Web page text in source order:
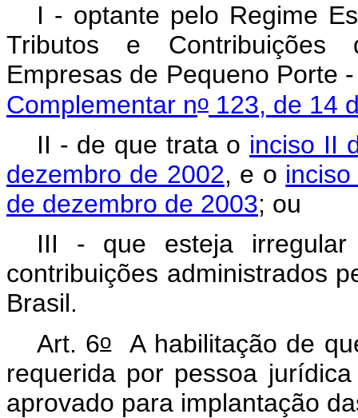
I - optante pelo Regime
Tributos e Contribuições
Empresas de Pequeno Porte
Complementar no 123, de 14
II - de que trata o inciso II
dezembro de 2002, e o
de dezembro de 2003; ou
III - que esteja
contribuições administrados
Brasil.
Art. 6oA habilitação de
requerida por pessoa
aprovado para implantação